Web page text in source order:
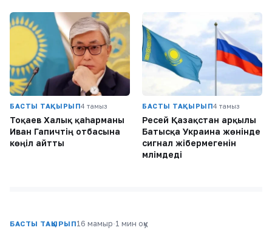
БАСТЫ ТАҚЫРЫП4 тамыз
Тоқаев Халық қаһарманы
Иван Гапичтің отбасына
көңіл айтты
БАСТЫ ТАҚЫРЫП4 тамыз
Ресей Қазақстан арқылы
Батысқа Украина жөнінде
сигнал жібермегенін
мәлімдеді
БАСТЫ ТАҚЫРЫП16 мамыр·1 мин оқу